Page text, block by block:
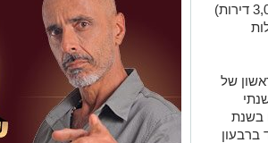
חדשות החלו להיבנות במגדלים בבת ים ברבעון (קצב שנתי מוערך של 3,096 דירות)
כל התחלות
של
(קצב שנתי
בשנת
ברבעון